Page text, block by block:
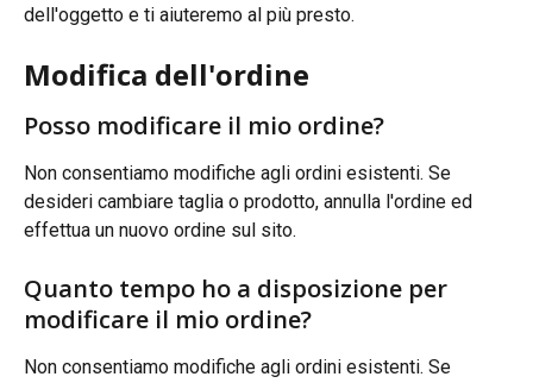
dell'oggetto e ti aiuteremo al più presto.
Modifica dell'ordine
Posso modificare il mio ordine?
Non consentiamo modifiche agli ordini esistenti. Se
desideri cambiare taglia o prodotto, annulla l'ordine ed
effettua un nuovo ordine sul sito.
Quanto tempo ho a disposizione per
modificare il mio ordine?
Non consentiamo modifiche agli ordini esistenti. Se